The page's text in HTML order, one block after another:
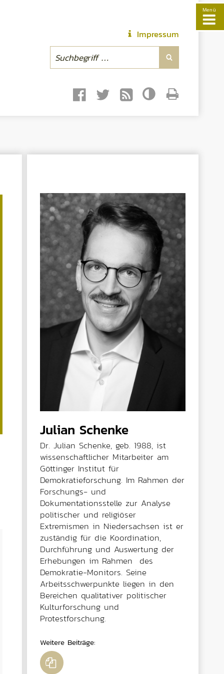
Menü
Impressum
Julian Schenke
Dr. Julian Schenke, geb. 1988, ist
wissenschaftlicher Mitarbeiter am
Göttinger Institut für
Demokratieforschung. Im Rahmen der
Forschungs- und
Dokumentationsstelle zur Analyse
politischer und religiöser
Extremismen in Niedersachsen ist er
zuständig für die Koordination,
Durchführung und Auswertung der
Erhebungen im Rahmen des
Demokratie-Monitors. Seine
Arbeitsschwerpunkte liegen in den
Bereichen qualitativer politischer
Kulturforschung und
Protestforschung.
Weitere Beiträge: